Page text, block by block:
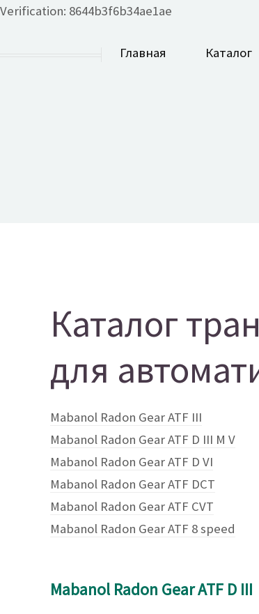
Verification: 8644b3f6b34ae1ae
Главная Каталог
Каталог
для
Mabanol Radon Gear ATF III
Mabanol Radon Gear ATF D III M V
Mabanol Radon Gear ATF D VI
Mabanol Radon Gear ATF DCT
Mabanol Radon Gear ATF CVT
Mabanol Radon Gear ATF 8 speed
Mabanol Radon Gear ATF D III